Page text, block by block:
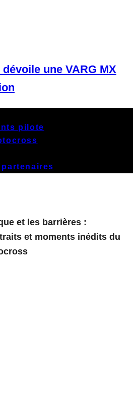
une VARG MX
pilote
partenaires
et les barrières :
et moments inédits du